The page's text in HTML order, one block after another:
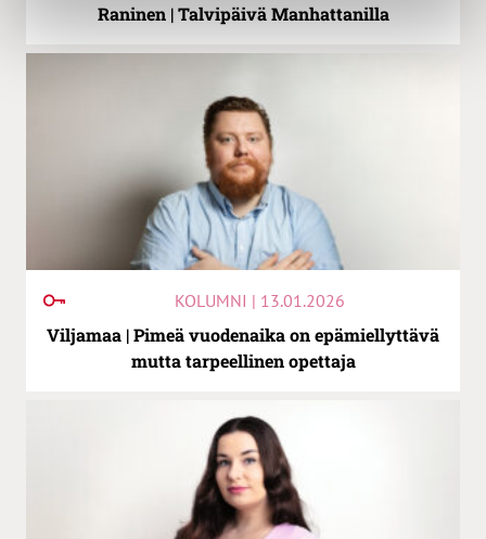
Raninen | Talvipäivä Manhattanilla
KOLUMNI | 13.01.2026
Viljamaa | Pimeä vuodenaika on epämiellyttävä
mutta tarpeellinen opettaja